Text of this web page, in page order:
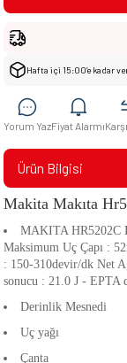
Hafta içi 15:00’e kadar
Yorum YazFiyat Alarmı
Ürün Bilgisi
Makita Makıta
MAKITA HR5202C
Maksimum Uç Çapı :
: 150-310devir/dk Net
sonucu : 21.0 J - EPTA
Derinlik Mesnedi
Uç yağı
Çanta